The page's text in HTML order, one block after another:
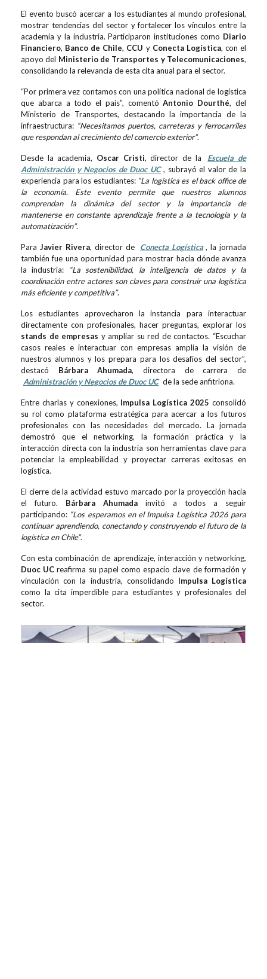
El evento buscó acercar a los estudiantes al mundo profesional,
mostrar tendencias del sector y fortalecer los vínculos entre la
academia y la industria. Participaron instituciones como Diario
Financiero, Banco de Chile, CCU y Conecta Logística, con el
apoyo del Ministerio de Transportes y Telecomunicaciones,
consolidando la relevancia de esta cita anual para el sector.
“Por primera vez contamos con una política nacional de logística
que abarca a todo el país”, comentóAntonio Dourthé, del
Ministerio de Transportes, destacando la importancia de la
infraestructura: “Necesitamos puertos, carreteras y ferrocarriles
que respondan al crecimiento del comercio exterior”.
Desde la academia, Oscar Cristi, director de la
Escuela de
Administración y Negocios de Duoc UC , subrayó el valor de la
experiencia para los estudiantes: “La logística es el back office de
la economía. Este evento permite que nuestros alumnos
comprendan la dinámica del sector y la importancia de
mantenerse en constante aprendizaje frente a la tecnología y la
automatización”.
Para Javier Rivera, director de Conecta Logística , la jornada
también fue una oportunidad para mostrar hacia dónde avanza
la industria:
“La sostenibilidad, la inteligencia de datos y la
coordinación entre actores son claves para construir una logística
más eficiente y competitiva”.
Los estudiantes aprovecharon la instancia para interactuar
directamente con profesionales, hacer preguntas, explorar los
stands de empresas y ampliar su red de contactos. “Escuchar
casos reales e interactuar con empresas amplía la visión de
nuestros alumnos y los prepara para los desafíos del sector”,
destacó Bárbara Ahumada, directora de carrera de
Administración y Negocios de Duoc UC de la sede anfitriona.
Entre charlas y conexiones, Impulsa Logística 2025 consolidó
su rol como plataforma estratégica para acercar a los futuros
profesionales con las necesidades del mercado. La jornada
demostró que el networking, la formación práctica y la
interacción directa con la industria son herramientas clave para
potenciar la empleabilidad y proyectar carreras exitosas en
logística.
El cierre de la actividad estuvo marcado por la proyección hacia
el futuro. Bárbara Ahumada invitó a todos a seguir
participando: “Los esperamos en el Impulsa Logística 2026 para
continuar aprendiendo, conectando y construyendo el futuro de la
logística en Chile”.
Con esta combinación de aprendizaje, interacción y networking,
Duoc UCreafirma su papel como espacio clave de formación y
vinculación con la industria, consolidando Impulsa Logística
como la cita imperdible para estudiantes y profesionales del
sector.